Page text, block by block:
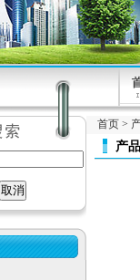
首页 >
产